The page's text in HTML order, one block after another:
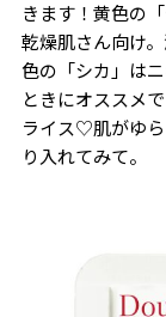
きます！黄色の
乾燥肌さん向け
色の「シカ」は
ときにオススメ
ライス♡肌がゆ
り入れてみて。